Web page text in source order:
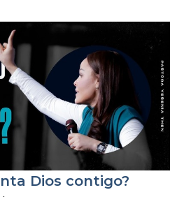
Dios contigo?